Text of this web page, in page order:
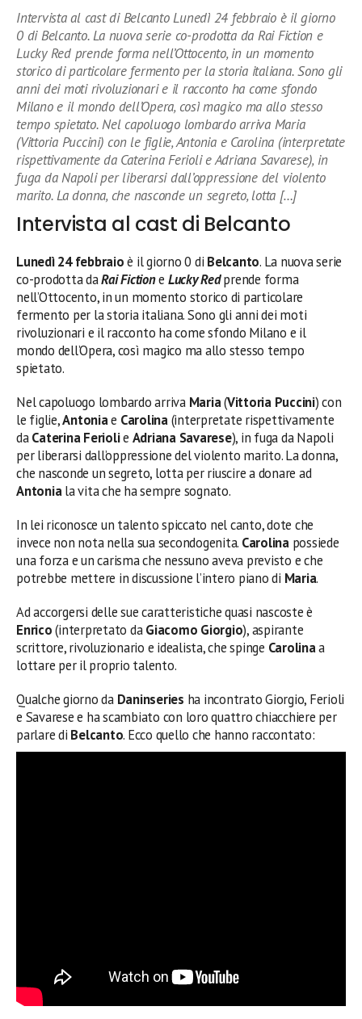
Intervista al cast di Belcanto Lunedì 24 febbraio è il giorno
0 di Belcanto. La nuova serie co-prodotta da Rai Fiction e
Lucky Red prende forma nell’Ottocento, in un momento
storico di particolare fermento per la storia italiana. Sono gli
anni dei moti rivoluzionari e il racconto ha come sfondo
Milano e il mondo dell’Opera, così magico ma allo stesso
tempo spietato. Nel capoluogo lombardo arriva Maria
(Vittoria Puccini) con le figlie, Antonia e Carolina (interpretate
rispettivamente da Caterina Ferioli e Adriana Savarese), in
fuga da Napoli per liberarsi dall’oppressione del violento
marito. La donna, che nasconde un segreto, lotta […]
Intervista al cast di Belcanto
Lunedì 24 febbraioè il giorno 0 di Belcanto. La nuova serie
co-prodotta daRai Fictione Lucky Redprende forma
nell’Ottocento, in un momento storico di particolare
fermento per la storia italiana. Sono gli anni dei moti
rivoluzionari e il racconto ha come sfondo Milano e il
mondo dell’Opera, così magico ma allo stesso tempo
spietato.
Nel capoluogo lombardo arriva Maria(Vittoria Puccini) con
le figlie,Antoniae Carolina(interpretate rispettivamente
daCaterina Feriolie Adriana Savarese), in fuga da Napoli
per liberarsi dall’oppressione del violento marito. La donna,
che nasconde un segreto, lotta per riuscire a donare ad
Antoniala vita che ha sempre sognato.
In lei riconosce un talento spiccato nel canto, dote che
invece non nota nella sua secondogenita. Carolina possiede
una forza e un carisma che nessuno aveva previsto e che
potrebbe mettere in discussione l’intero piano di Maria.
Ad accorgersi delle sue caratteristiche quasi nascoste è
Enrico(interpretato daGiacomo Giorgio), aspirante
scrittore, rivoluzionario e idealista, che spinge Carolinaa
lottare per il proprio talento.
Qualche giorno da Daninseries ha incontrato Giorgio, Ferioli
e Savarese e ha scambiato con loro quattro chiacchiere per
parlare di Belcanto. Ecco quello che hanno raccontato: